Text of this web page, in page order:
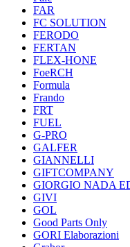
FAR
FC SOLUTION
FERODO
FERTAN
FLEX-HONE
FoeRCH
Formula
Frando
FRT
FUEL
G-PRO
GALFER
GIANNELLI
GIFTCOMPANY
GIORGIO NADA
GIVI
GOL
Good Parts Only
GORI Elaborazioni